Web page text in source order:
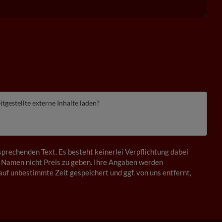
externe Inhalte laden?
Text. Es besteht keinerlei Verpflichtung dabei
nicht Preis zu geben. Ihre Angaben werden
unbestimmte Zeit gespeichert und ggf. von uns entfernt,